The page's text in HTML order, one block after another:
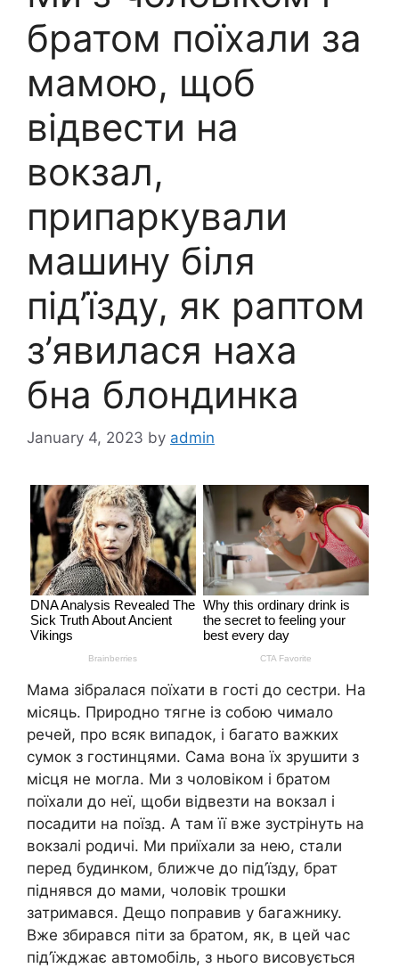
братом поїхали за
мамою, щоб
відвести на
вокзал,
припаркували
машину біля
під’їзду, як раптом
з’явилася наха
бна блондинка
January 4, 2023 by admin
Мама зібралася поїхати в гості до сестри. На
місяць. Природно тягне із собою чимало
речей, про всяк випадок, і багато важких
сумок з гостинцями. Сама вона їх зрушити з
місця не могла. Ми з чоловіком і братом
поїхали до неї, щоби відвезти на вокзал і
посадити на поїзд. А там її вже зустрінуть на
вокзалі родичі. Ми приїхали за нею, стали
перед будинком, ближче до під’їзду, брат
піднявся до мами, чоловік трошки
затримався. Дещо поправив у багажнику.
Вже збирався піти за братом, як, в цей час
під’їжджає автомобіль, з нього висовується